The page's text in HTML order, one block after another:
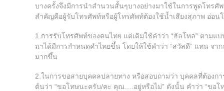
บางครั้งจึงมีการนําสํานวนสั้นๆบางอย่างมาใช้ในการพูดโทรศั
สําคัญคือผู้รับโทรศัพท์หรือผู้โทรศัพท์ต้องใช้น้ำเสียงสุภาพ อ่อน
1.การรับโทรศัพท์ของคนไทย แต่เดิมใช้คําว่า “ฮัลโหล” ตาม
มาได้มีการกําหนดคําไทยขึ้น โดยให้ใช้คําว่า “สวัสดี” แทน จา
มากขึ้น
2.ในการขอสายบุคคลปลายทาง หรือสอบถามว่า บุคคลที่ต้องก
ต้นว่า “ขอโทษนะครับ/คะ คุณ….อยู่หรือไม่” ดังนั้น คำว่า “ขอโ